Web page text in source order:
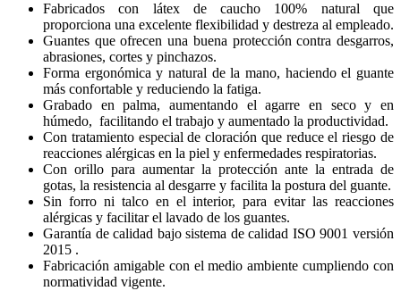
Fabricados con látex de caucho 100% natural que
proporciona una excelente flexibilidad y destreza al empleado.
Guantes que ofrecen una buena protección contra desgarros,
abrasiones, cortes y pinchazos.
Forma ergonómica y natural de la mano, haciendo el guante
más confortable y reduciendo la fatiga.
Grabado en palma, aumentando el agarre en seco y en
húmedo, facilitando el trabajo y aumentado la productividad.
Con tratamiento especial de cloración que reduce el riesgo de
reacciones alérgicas en la piel y enfermedades respiratorias.
Con orillo para aumentar la protección ante la entrada de
gotas, la resistencia al desgarre y facilita la postura del guante.
Sin forro ni talco en el interior, para evitar las reacciones
alérgicas y facilitar el lavado de los guantes.
Garantía de calidad bajo sistema de calidad ISO 9001 versión
2015 .
Fabricación amigable con el medio ambiente cumpliendo con
normatividad vigente.